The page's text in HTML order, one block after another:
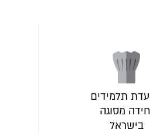
תלמידים
מסוגה
בישראל